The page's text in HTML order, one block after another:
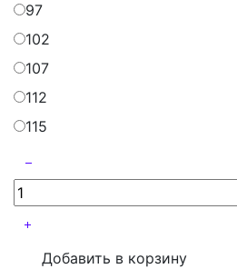
97
102
107
112
115
Добавить в корзину